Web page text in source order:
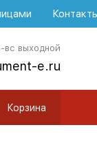
вс выходной
e.ru
Корзина